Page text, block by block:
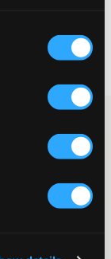
Dit zijn
ook een